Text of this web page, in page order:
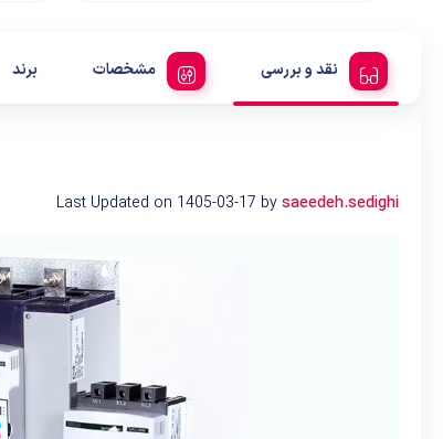
نقد و بررسی مشخصات برند
Last Updated on 1405-03-17 bysaeedeh.sedighi